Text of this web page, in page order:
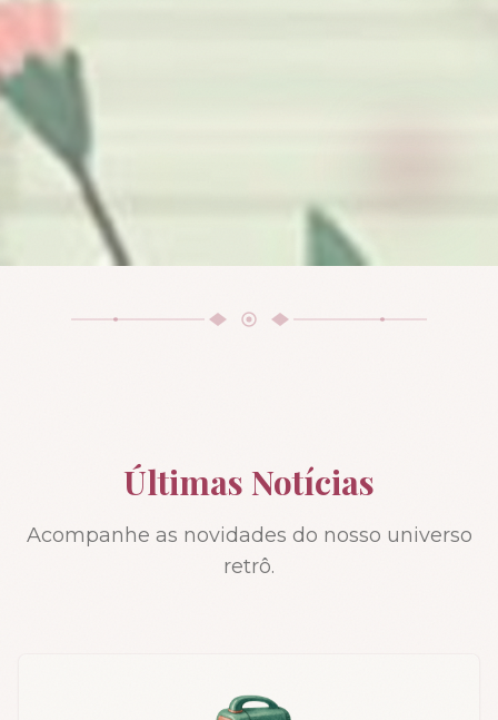
Últimas Notícias
Acompanhe as novidades do nosso universo
retrô.